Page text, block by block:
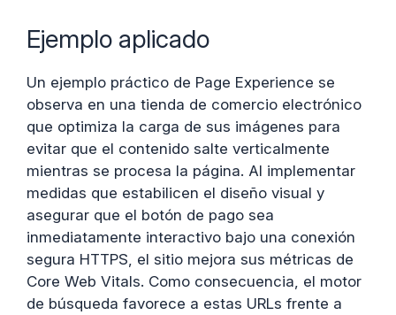
Ejemplo aplicado
Un ejemplo práctico de Page Experience se
observa en una tienda de comercio electrónico
que optimiza la carga de sus imágenes para
evitar que el contenido salte verticalmente
mientras se procesa la página. Al implementar
medidas que estabilicen el diseño visual y
asegurar que el botón de pago sea
inmediatamente interactivo bajo una conexión
segura HTTPS, el sitio mejora sus métricas de
Core Web Vitals. Como consecuencia, el motor
de búsqueda favorece a estas URLs frente a